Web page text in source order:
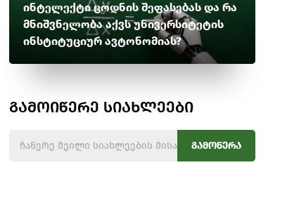
ინტელექტი ცოდნის შეფასებას და რა
მნიშვნელობა აქვს უნივერსიტეტის
ინსტიტუციურ ავტონომიას?
გამოიწერე სიახლეები
გამოწერა